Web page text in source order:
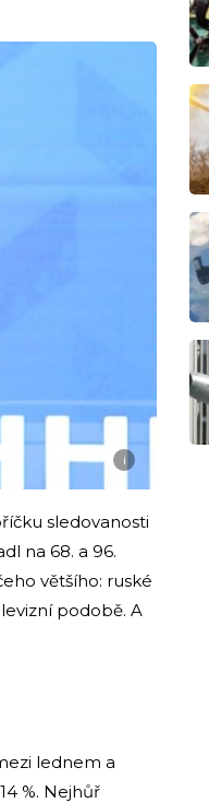
i
sledovanosti
na 68. a 96.
většího: ruské
podobě. A
lednem a
%. Nejhůř